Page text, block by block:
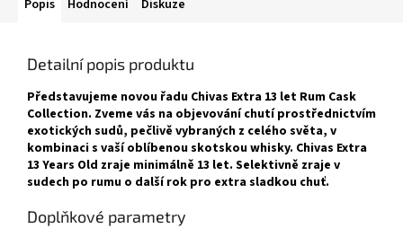
Popis Hodnocení Diskuze
Detailní popis produktu
Představujeme novou řadu Chivas Extra 13 let Rum Cask
Collection. Zveme vás na objevování chutí prostřednictvím
exotických sudů, pečlivě vybraných z celého světa, v
kombinaci s vaší oblíbenou skotskou whisky. Chivas Extra
13 Years Old zraje minimálně 13 let. Selektivně zraje v
sudech po rumu o další rok pro extra sladkou chuť.
Doplňkové parametry